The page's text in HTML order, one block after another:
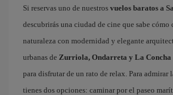
Si reservas uno de nuestros vuelos baratos a
descubrirás una ciudad de cine que sabe
naturaleza con modernidad y elegante
urbanas de Zurriola, Ondarreta y La Concha
para disfrutar de un rato de relax. Para admirar
tienes dos opciones: caminar por el paseo